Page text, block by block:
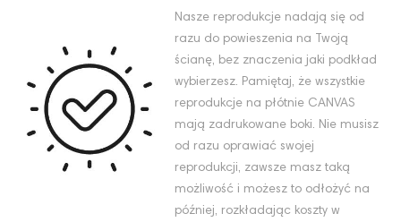
Nasze reprodukcje nadają się od
razu do powieszenia na Twoją
ścianę, bez znaczenia jaki podkład
wybierzesz. Pamiętaj, że wszystkie
reprodukcje na płótnie CANVAS
mają zadrukowane boki. Nie musisz
od razu oprawiać swojej
reprodukcji, zawsze masz taką
możliwość i możesz to odłożyć na
później, rozkładając koszty w